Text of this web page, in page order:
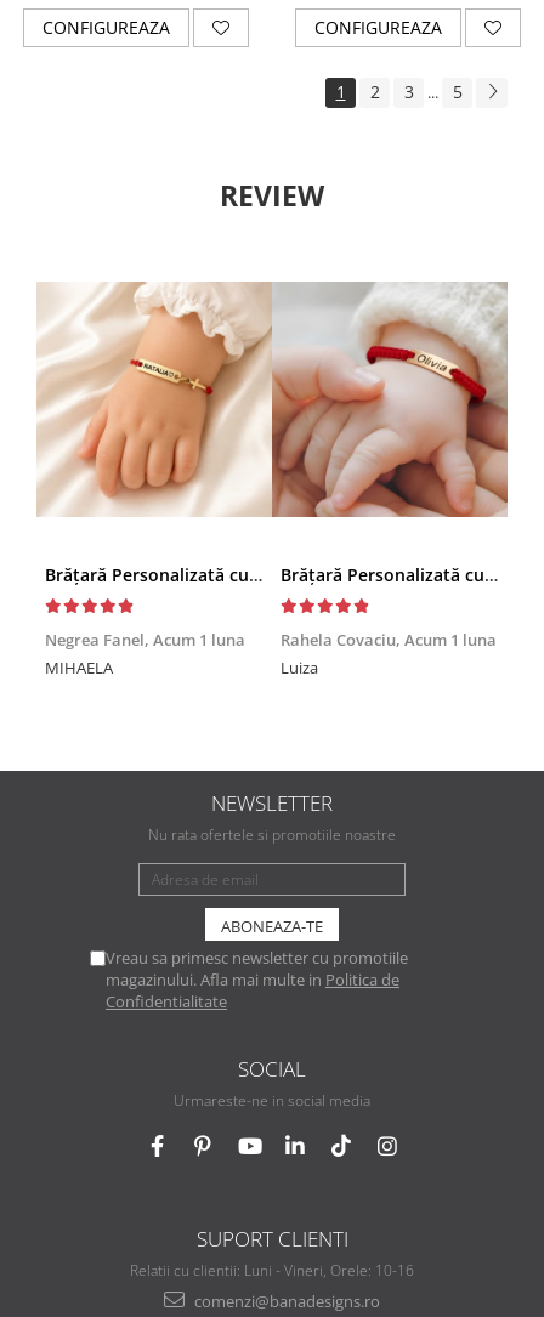
pentru Cupluri
CONFIGUREAZA CONFIGUREAZA
1 2 3 ... 5
REVIEW
Brățară Personalizată cu Nume și Cruciuță – Inox Aur IP
Negrea Fanel, Acum 1 luna
MIHAELA
Brățară Personalizată cu Nume, Inox Auriu Waterproof, pentru copii
Rahela Covaciu, Acum 1 luna
Luiza
NEWSLETTER
Nu rata ofertele si promotiile noastre
Vreau sa primesc newsletter cu promotiile
magazinului. Afla mai multe in Politica de
Confidentialitate
SOCIAL
Urmareste-ne in social media
SUPORT CLIENTI
Relatii cu clientii: Luni - Vineri, Orele: 10-16
comenzi@banadesigns.ro